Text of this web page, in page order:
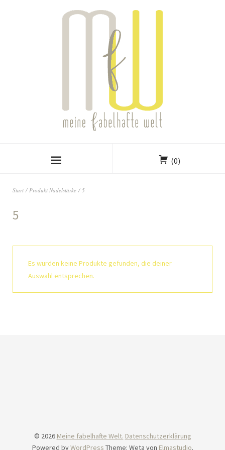
(0)
Start / Produkt Nadelstärke / 5
5
Es wurden keine Produkte gefunden, die deiner
Auswahl entsprechen.
© 2026 Meine fabelhafte Welt. Datenschutzerklärung
Powered byWordPress Theme: Weta von Elmastudio.